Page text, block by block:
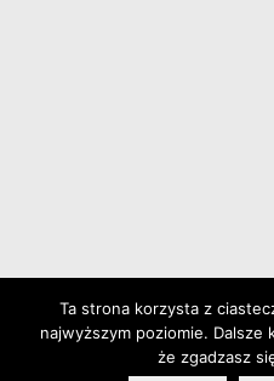
Ta strona korzysta z
najwyższym poziomie.
że zgadzasz